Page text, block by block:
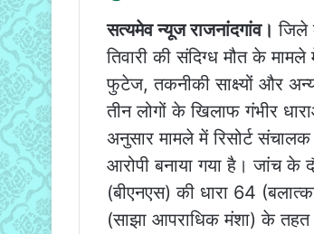
सत्यमेव न्यूज राजनांदगांव। जिले
तिवारी की संदिग्ध मौत के
फुटेज, तकनीकी साक्ष्यों और
तीन लोगों के खिलाफ गंभीर
अनुसार मामले में रिसोर्ट
आरोपी बनाया गया है। जांच के
(बीएनएस) की धारा 64
(साझा आपराधिक मंशा) के तहत